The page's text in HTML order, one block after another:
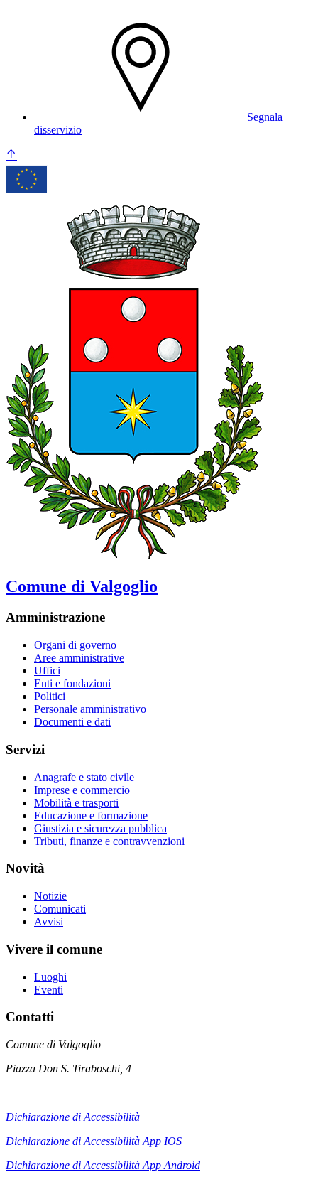
Segnala
disservizio
Comune di Valgoglio
Amministrazione
Organi di governo
Aree amministrative
Uffici
Enti e fondazioni
Politici
Personale amministrativo
Documenti e dati
Servizi
Anagrafe e stato civile
Imprese e commercio
Mobilità e trasporti
Educazione e formazione
Giustizia e sicurezza pubblica
Tributi, finanze e contravvenzioni
Novità
Notizie
Comunicati
Avvisi
Vivere il comune
Luoghi
Eventi
Contatti
Comune di Valgoglio
Piazza Don S. Tiraboschi, 4
Dichiarazione di Accessibilità
Dichiarazione di Accessibilità App IOS
Dichiarazione di Accessibilità App Android